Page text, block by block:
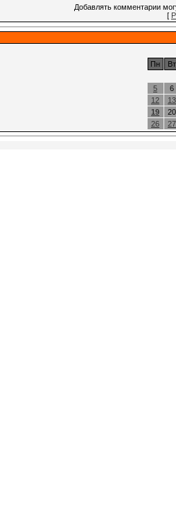
Добавлять комментарии
[
Пн Вт
5
6
12
13
19
20
26
27